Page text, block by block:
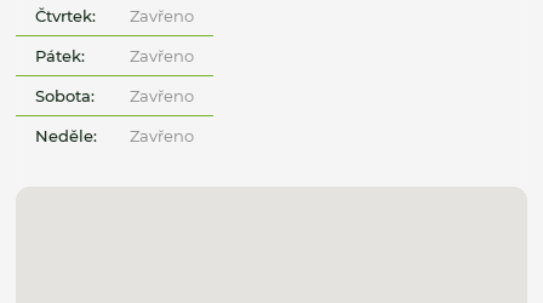
Čtvrtek: Zavřeno
Pátek: Zavřeno
Sobota: Zavřeno
Neděle: Zavřeno